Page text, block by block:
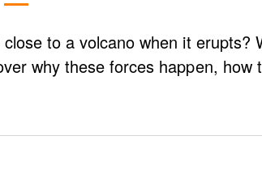
to a volcano when it erupts?
why these forces happen, how